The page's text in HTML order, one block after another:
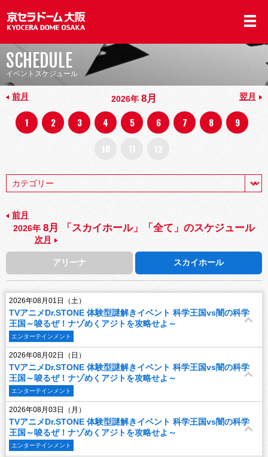
SCHEDULE
イベントスケジュール
前月 2026年 8月 翌月
1 2 3 4 5 6 7 8
9
10
11 12
前月
2026年 8月 「スカイホール」「全て」のスケジュール
次月
アリーナ スカイホール
2026年08月01日（土）
TVアニメDr.STONE 体験型謎解きイベント 科学王国vs闇の科学
王国～唆るぜ！ナゾめくアジトを攻略せよ～
エンターテインメント
2026年08月02日（日）
TVアニメDr.STONE 体験型謎解きイベント 科学王国vs闇の科学
王国～唆るぜ！ナゾめくアジトを攻略せよ～
エンターテインメント
2026年08月03日（月）
TVアニメDr.STONE 体験型謎解きイベント 科学王国vs闇の科学
王国～唆るぜ！ナゾめくアジトを攻略せよ～
エンターテインメント